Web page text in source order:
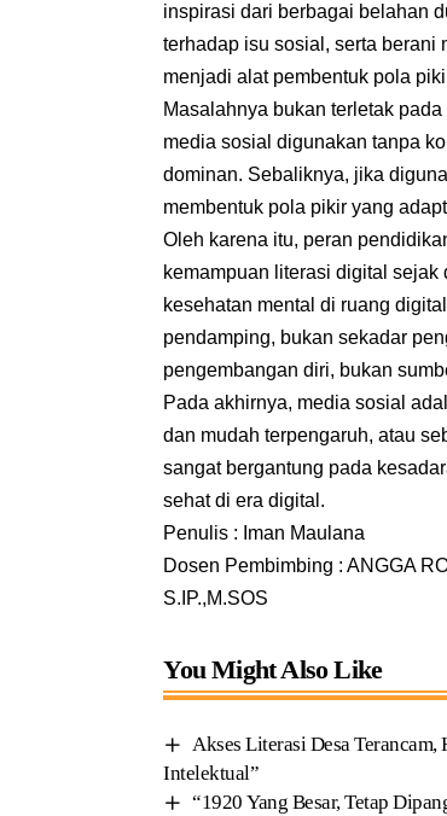
inspirasi dari berbagai belahan
terhadap isu sosial, serta berani
menjadi alat pembentuk pola
Masalahnya bukan terletak
media sosial digunakan tanpa
dominan. Sebaliknya, jika
membentuk pola pikir yang
Oleh karena itu, peran
kemampuan literasi digital
kesehatan mental di ruang
pendamping, bukan sekadar
pengembangan diri, bukan
Pada akhirnya, media sosial
dan mudah terpengaruh, atau
sangat bergantung pada
sehat di era digital.
Penulis : Iman Maulana
Dosen Pembimbing : ANGGA
S.IP.,M.SOS
You Might Also Like
Akses Literasi Desa Terancam,
Intelektual”
“1920 Yang Besar, Tetap